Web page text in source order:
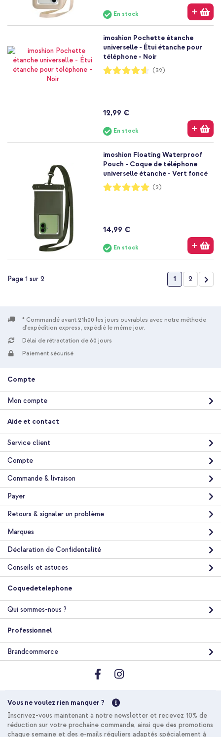
En stock
imoshion Pochette étanche
universelle - Étui étanche pour
téléphone - Noir
Notation:
92%
(32)
12,99 €
En stock
imoshion Floating Waterproof
Pouch - Coque de téléphone
universelle étanche - Vert foncé
Notation:
100%
(2)
14,99 €
En stock
Page 1 sur 2 PageVous lisez
1 Page
2
* Commandé avant 21h00 les jours ouvrables avec notre méthode
d'expédition express, expédié le même jour.
Délai de rétractation de 60 jours
Paiement sécurisé
Compte
Mon compte
Aide et contact
Service client
Compte
Commande & livraison
Payer
Retours & signaler un problème
Marques
Déclaration de Confidentalité
Conseils et astuces
Coquedetelephone
Qui sommes-nous ?
Professionnel
Brandcommerce
Vous ne voulez rien manquer ?
Inscrivez-vous maintenant à notre newsletter et recevez 10% de
réduction sur votre prochaine commande, ainsi que des promotions
chaque semaine et des e-mails réguliers adaptés spécialement à